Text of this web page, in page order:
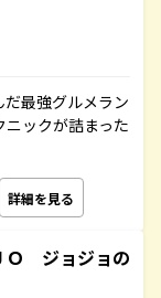
最強グルメラン
ックが詰まった
詳細を見る
Ｏ ジョジョの